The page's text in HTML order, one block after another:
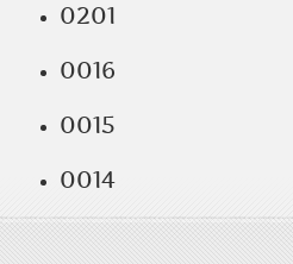
0201
0016
0015
0014